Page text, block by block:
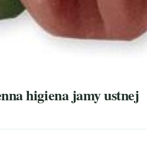
higiena jamy ustnej